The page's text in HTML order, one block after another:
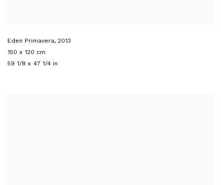
Eden Primavera, 2013
150 x 120 cm
59 1/8 x 47 1/4 in